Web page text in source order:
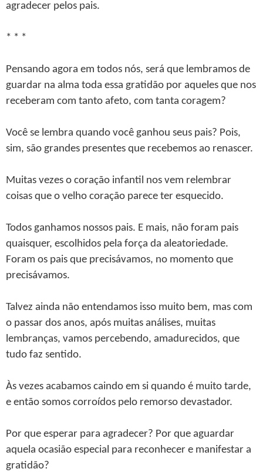
agradecer pelos pais.
* * *
Pensando agora em todos nós, será que lembramos de
guardar na alma toda essa gratidão por aqueles que nos
receberam com tanto afeto, com tanta coragem?
Você se lembra quando você ganhou seus pais? Pois,
sim, são grandes presentes que recebemos ao renascer.
Muitas vezes o coração infantil nos vem relembrar
coisas que o velho coração parece ter esquecido.
Todos ganhamos nossos pais. E mais, não foram pais
quaisquer, escolhidos pela força da aleatoriedade.
Foram os pais que precisávamos, no momento que
precisávamos.
Talvez ainda não entendamos isso muito bem, mas com
o passar dos anos, após muitas análises, muitas
lembranças, vamos percebendo, amadurecidos, que
tudo faz sentido.
Às vezes acabamos caindo em si quando é muito tarde,
e então somos corroídos pelo remorso devastador.
Por que esperar para agradecer? Por que aguardar
aquela ocasião especial para reconhecer e manifestar a
gratidão?